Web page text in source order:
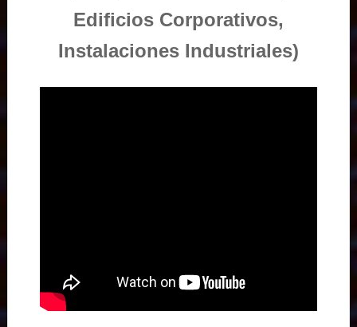
Edificios Corporativos,
Instalaciones Industriales)